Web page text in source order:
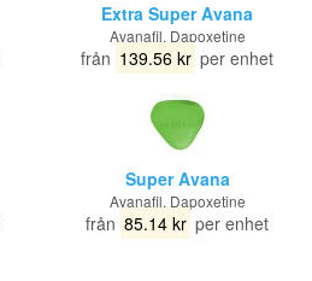
Extra Super Avana
Avanafil, Dapoxetine
från 139.56 kr per enhet
Super Avana
Avanafil, Dapoxetine
från 85.14 kr per enhet